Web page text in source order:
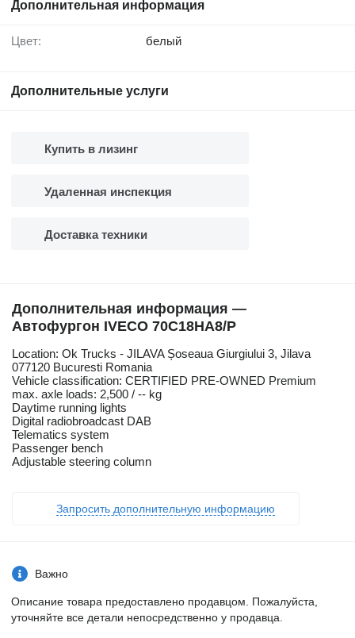
Дополнительная информация
Цвет: белый
Дополнительные услуги
Купить в лизинг
Удаленная инспекция
Доставка техники
Дополнительная информация —
Автофургон IVECO 70C18HA8/P
Location: Ok Trucks - JILAVA Șoseaua Giurgiului 3, Jilava
077120 Bucuresti Romania
Vehicle classification: CERTIFIED PRE-OWNED Premium
max. axle loads: 2,500 / -- kg
Daytime running lights
Digital radiobroadcast DAB
Telematics system
Passenger bench
Adjustable steering column
Запросить дополнительную информацию
Важно
Описание товара предоставлено продавцом. Пожалуйста,
уточняйте все детали непосредственно у продавца.